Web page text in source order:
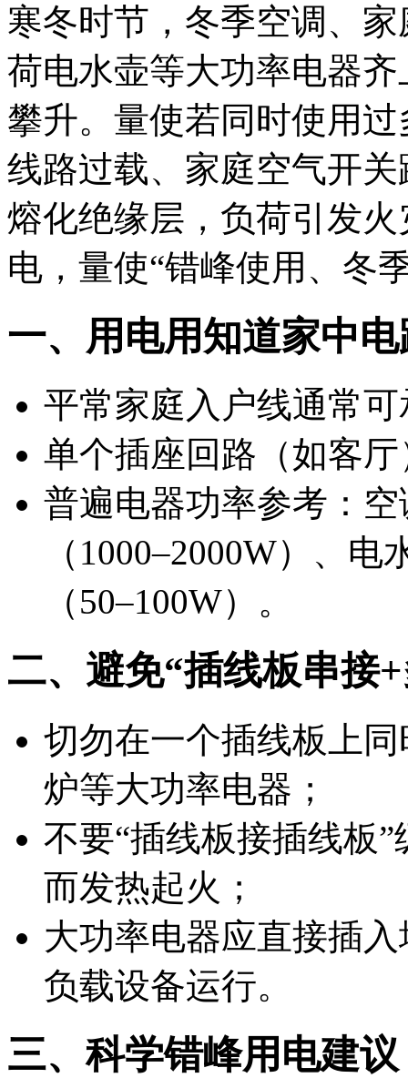
寒冬时节，冬季空调、
荷电水壶等大功率电器
攀升。量使若同时使用
线路过载、家庭空气开
熔化绝缘层，负荷引发
电，量使“错峰使用、冬
一、用电用知道家中
平常家庭入户线通常可
单个插座回路（如客
普遍电器功率参考：
（1000–2000W）、
（50–100W）。
二、避免“插线板串接
切勿在一个插线板上
炉等大功率电器；
不要“插线板接插线板
而发热起火；
大功率电器应直接插
负载设备运行。
三、科学错峰用电建议